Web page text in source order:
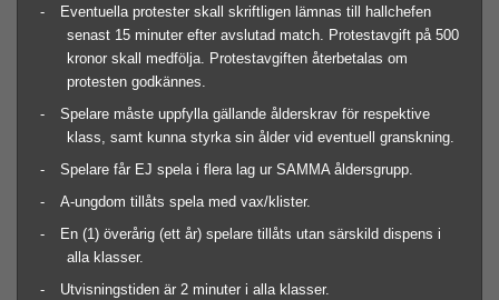
-
Eventuella protester skall skriftligen lämnas till hallchefen
senast 15 minuter efter avslutad match. Protestavgift på 500
kronor skall medfölja. Protestavgiften återbetalas om
protesten godkännes.
-
Spelare måste uppfylla gällande ålderskrav för respektive
klass, samt kunna styrka sin ålder vid eventuell granskning.
-
Spelare får EJ spela i flera lag ur SAMMA åldersgrupp.
-
A-ungdom tillåts spela med vax/klister.
-
En (1) överårig (ett år) spelare tillåts utan särskild dispens i
alla klasser.
-
Utvisningstiden är 2 minuter i alla klasser.